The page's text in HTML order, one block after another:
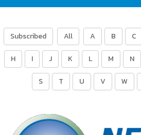
Subscribed All A B C
H I J K L M N
S T U V W